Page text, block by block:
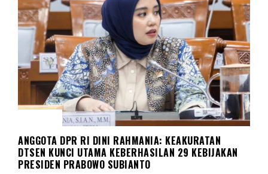
ANGGOTA DPR RI DINI RAHMANIA: KEAKURATAN
DTSEN KUNCI UTAMA KEBERHASILAN 29 KEBIJAKAN
PRESIDEN PRABOWO SUBIANTO